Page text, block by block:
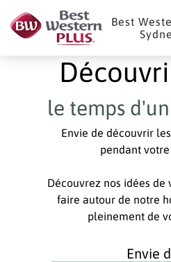
Best
le temps
Envie de découvrir
pendant
Découvrez nos idées de
faire autour de notre
pleinement de
Envie